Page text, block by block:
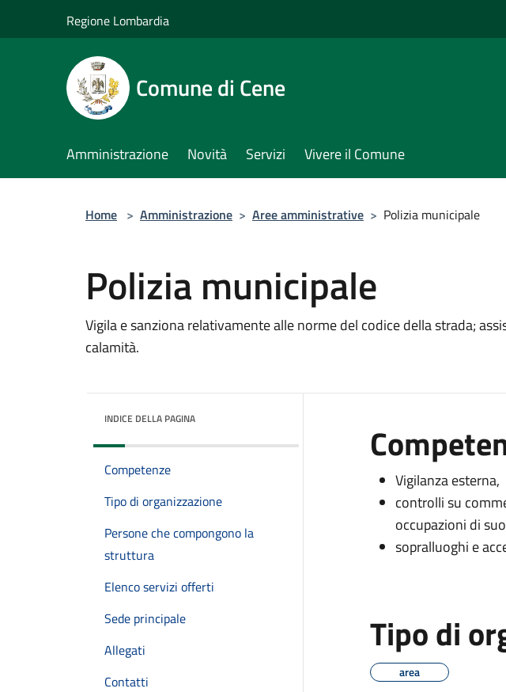
Regione Lombardia
Comune di Cene
Amministrazione Novità Servizi Vivere il Comune
Home > Amministrazione > Aree amministrative > Polizia municipale
Polizia municipale
Vigila e sanziona relativamente alle norme del codice della strada;
calamità.
INDICE DELLA PAGINA
Competenze
Tipo di organizzazione
Persone che compongono la
struttura
Elenco servizi offerti
Sede principale
Allegati
Contatti
Vigilanza esterna,
controlli su
occupazioni di
sopralluoghi e
Tipo di
area